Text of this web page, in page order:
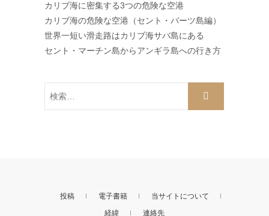
カリブ海に密集する3つの危険な空港
カリブ海の危険な空港（セント・バーツ島編）
世界一短い滑走路はカリブ海サバ島にある
セント・マーチン島からアンギラ島への行き方
投稿 電子書籍
当サイトについて
経緯
連絡先